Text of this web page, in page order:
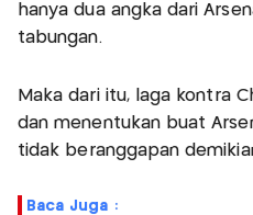
hanya dua angka dari
tabungan.
Maka dari itu, laga kontra
dan menentukan buat
tidak beranggapan
Baca Juga :